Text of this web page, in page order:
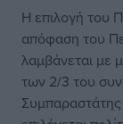
Η επιλογή του
απόφαση του
λαμβάνεται με
των 2/3 του
Συμπαραστάτης